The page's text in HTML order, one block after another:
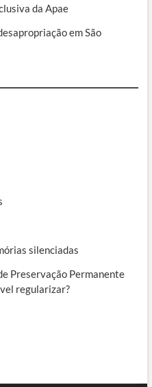
da Apae
em São
silenciadas
Preservação Permanente
regularizar?